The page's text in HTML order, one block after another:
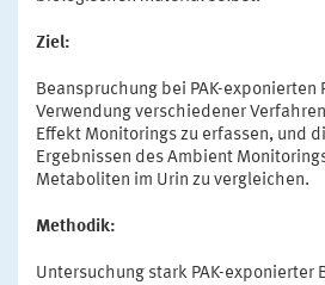
Ziel:
Beanspruchung bei PAK-exponierten
Verwendung verschiedener
Effekt Monitorings zu erfassen, und
Ergebnissen des Ambient
Metaboliten im Urin zu vergleichen.
Methodik:
Untersuchung stark PAK-exponierter